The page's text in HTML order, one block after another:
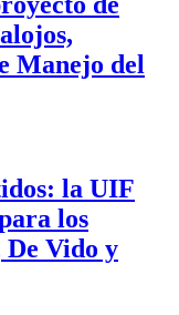
Manejo del
la UIF
los
De Vido y